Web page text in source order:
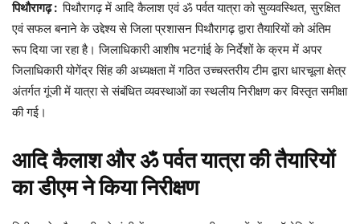
पिथौरागढ़ : पिथौरागढ़ में आदि कैलाश एवं ॐ पर्वत यात्रा को सुव्यवस्थित, सुरक्षित
एवं सफल बनाने के उद्देश्य से जिला प्रशासन पिथौरागढ़ द्वारा तैयारियों को अंतिम
रूप दिया जा रहा है। जिलाधिकारी आशीष भटगांई के निर्देशों के क्रम में अपर
जिलाधिकारी योगेंद्र सिंह की अध्यक्षता में गठित उच्चस्तरीय टीम द्वारा धारचूला क्षेत्र
अंतर्गत गूंजी में यात्रा से संबंधित व्यवस्थाओं का स्थलीय निरीक्षण कर विस्तृत समीक्षा
की गई।
आदि कैलाश और ॐ पर्वत यात्रा की तैयारियों
का डीएम ने किया निरीक्षण